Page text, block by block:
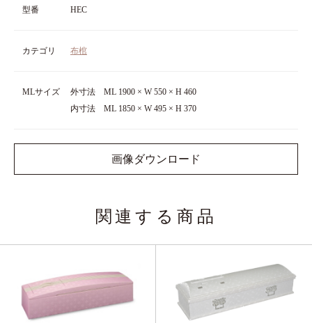
型番 HEC
カテゴリ 布棺
MLサイズ
外寸法 ML 1900 × W 550 × H 460
内寸法 ML 1850 × W 495 × H 370
画像ダウンロード
関連する商品